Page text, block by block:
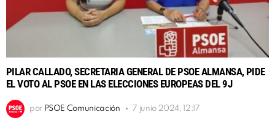
PILAR CALLADO, SECRETARIA GENERAL DE PSOE ALMANSA, PIDE
EL VOTO AL PSOE EN LAS ELECCIONES EUROPEAS DEL 9J
por PSOE Comunicación 7 junio 2024, 12:17